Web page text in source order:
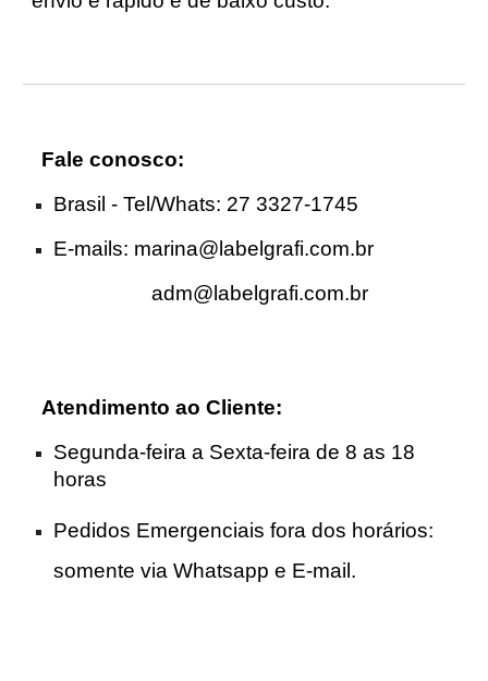
Fale conosco:
Brasil - Tel/Whats: 27 3327-1745
E-mails: marina@labelgrafi.com.br
adm@labelgrafi.com.br
Atendimento ao Cliente:
Segunda-feira a Sexta-feira de 8 as 18
horas
Pedidos Emergenciais fora dos horários:
somente via Whatsapp e E-mail.